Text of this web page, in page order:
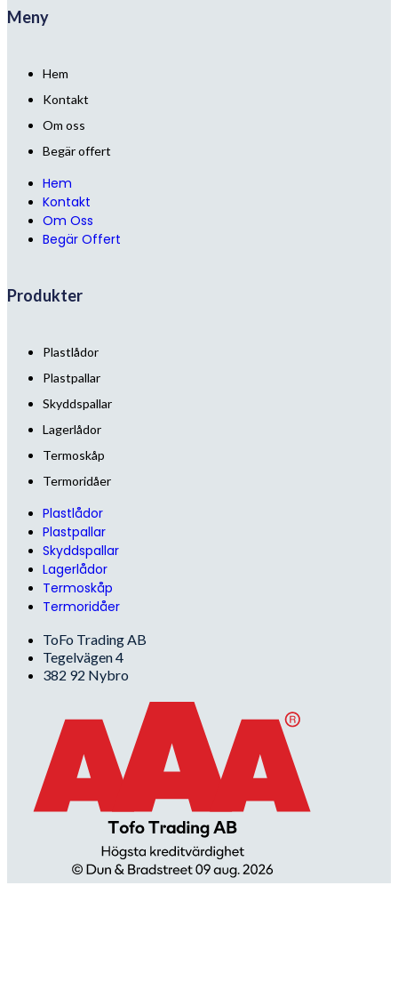
Meny
Hem
Kontakt
Om oss
Begär offert
Hem
Kontakt
Om Oss
Begär Offert
Produkter
Plastlådor
Plastpallar
Skyddspallar
Lagerlådor
Termoskåp
Termoridåer
Plastlådor
Plastpallar
Skyddspallar
Lagerlådor
Termoskåp
Termoridåer
ToFo Trading AB
Tegelvägen 4
382 92 Nybro